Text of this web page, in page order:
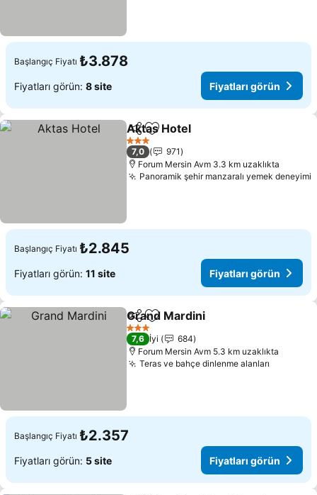
Başlangıç Fiyatı ₺3.878
Fiyatları görün: 8 site Fiyatları görün
PaylaşFavorilerime ekle
Aktas Hotel
3 Yıldız
7,0
971
Forum Mersin Avm 3.3 km uzaklıkta
Panoramik şehir manzaralı yemek deneyimi
Başlangıç Fiyatı ₺2.845
Fiyatları görün: 11 site Fiyatları görün
PaylaşFavorilerime ekle
Grand Mardini
3 Yıldız
7,6 İyi
684
Forum Mersin Avm 5.3 km uzaklıkta
Teras ve bahçe dinlenme alanları
Başlangıç Fiyatı ₺2.357
Fiyatları görün: 5 site Fiyatları görün